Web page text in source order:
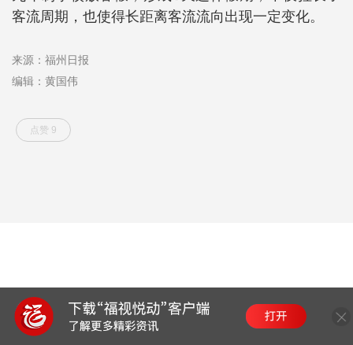
客流周期，也使得长距离客流流向出现一定变化。
来源：福州日报
编辑：黄国伟
点赞 9